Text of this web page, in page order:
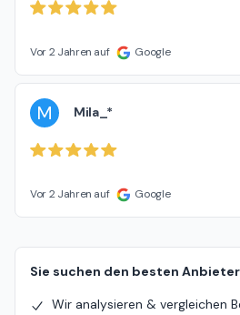
Vor 2 Jahren auf Google
M Mila_*
Vor 2 Jahren auf Google
Sie suchen den besten Anbieter
Wir analysieren & vergleichen